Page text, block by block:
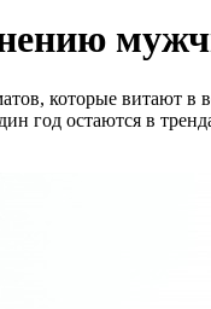
которые витают
год остаются в